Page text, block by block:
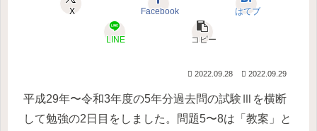
X Facebook はてブ
LINE コピー
2022.09.28 2022.09.29
平成29年〜令和3年度の5年分過去問の試験Ⅲを横断
して勉強の2日目をしました。問題5〜8は「教案」と